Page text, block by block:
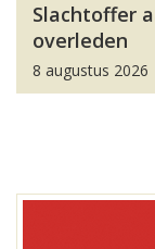
Slachtoffer
overleden
8 augustus 2026